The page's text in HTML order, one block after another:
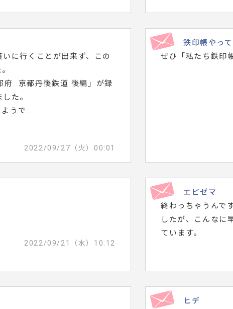
に行くことが出来ず、この
京都丹後鉄道 後編」が録
た。
うで…
2022/09/27（火）00:01
鉄印帳やっ
ぜひ「私たち鉄印
2022/09/21（水）10:12
エピゼマ
終わっちゃうんで
したが、こんなに
ています。
ヒデ